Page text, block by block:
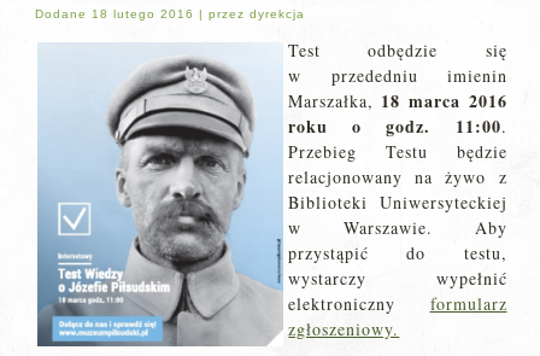
Dodane 18 lutego 2016 |przez dyrekcja
Test odbędzie się
w przededniu imienin
Marszałka, 18 marca 2016
roku o godz. 11:00.
Przebieg Testu będzie
relacjonowany na żywo z
Biblioteki Uniwersyteckiej
w Warszawie. Aby
przystąpić do testu,
wystarczy wypełnić
elektroniczny formularz
zgłoszeniowy.